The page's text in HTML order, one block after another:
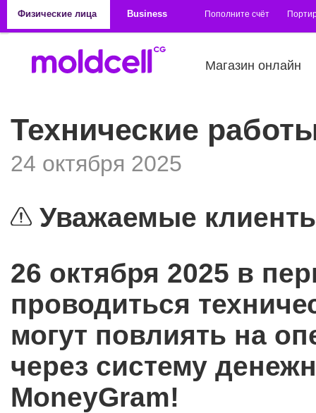
Физические лица
Business Пополните счёт
Магазин онлайн
Технические
24 октября 2025
Уважаемые
26 октября 2025 в
проводиться
могут повлиять на
через систему
MoneyGram!